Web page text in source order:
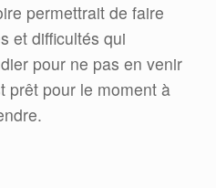
permettrait de faire
et difficultés qui
pour ne pas en venir
prêt pour le moment à